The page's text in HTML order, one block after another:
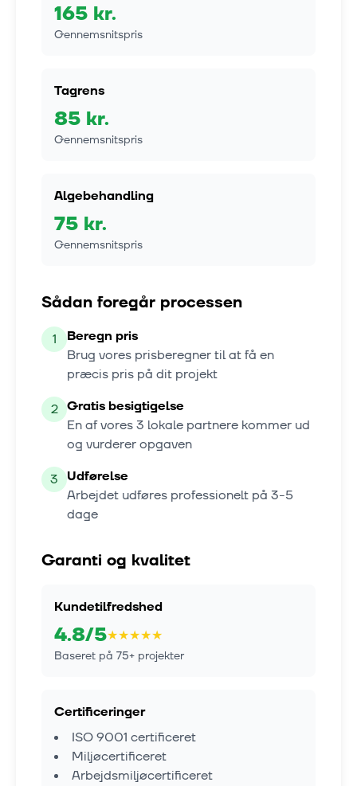
165 kr.
Gennemsnitspris
Tagrens
85 kr.
Gennemsnitspris
Algebehandling
75 kr.
Gennemsnitspris
Sådan foregår processen
1
Beregn pris
Brug vores prisberegner til at få en
præcis pris på dit projekt
2 Gratis besigtigelse
En af vores3 lokale partnere kommer ud
og vurderer opgaven
3 Udførelse
Arbejdet udføres professionelt på 3-5
dage
Garanti og kvalitet
Kundetilfredshed
4.8/5★★★★★
Baseret på 75+ projekter
Certificeringer
ISO 9001 certificeret
Miljøcertificeret
Arbejdsmiljøcertificeret